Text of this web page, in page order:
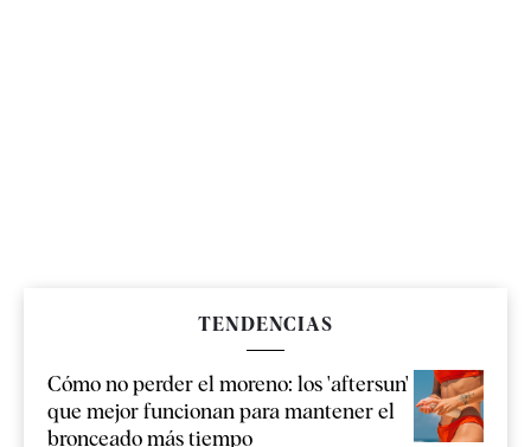
TENDENCIAS
Cómo no perder el moreno: los 'aftersun'
que mejor funcionan para mantener el
bronceado más tiempo